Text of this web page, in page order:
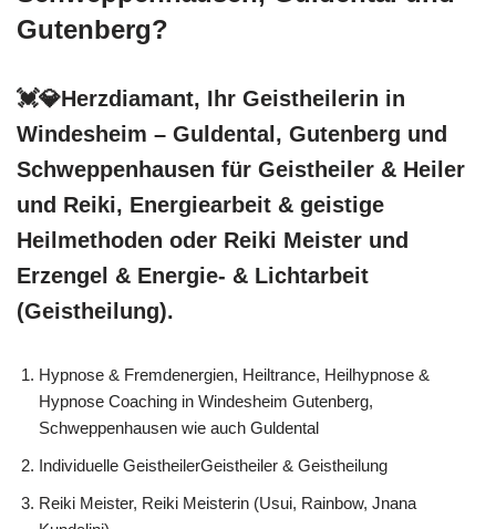
Gutenberg?
💓️💎Herzdiamant, Ihr Geistheilerin in
Windesheim – Guldental, Gutenberg und
Schweppenhausen für Geistheiler & Heiler
und Reiki, Energiearbeit & geistige
Heilmethoden oder Reiki Meister und
Erzengel & Energie- & Lichtarbeit
(Geistheilung).
Hypnose & Fremdenergien, Heiltrance, Heilhypnose &
Hypnose Coaching in Windesheim Gutenberg,
Schweppenhausen wie auch Guldental
Individuelle GeistheilerGeistheiler & Geistheilung
Reiki Meister, Reiki Meisterin (Usui, Rainbow, Jnana